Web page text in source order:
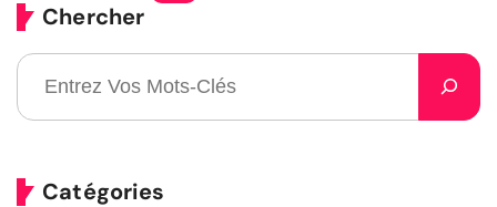
Chercher
Catégories